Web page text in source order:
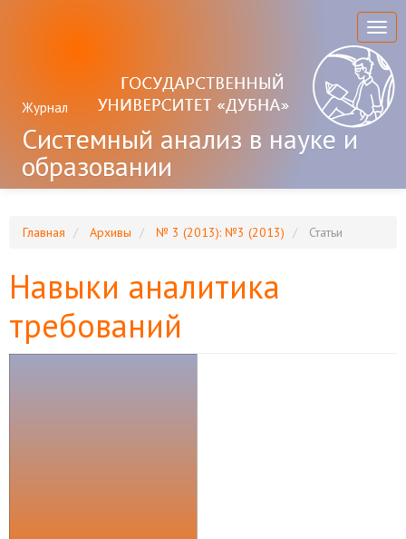
панель
Журнал
Системный анализ в науке и
образовании
Главная Архивы № 3 (2013): №3 (2013) Статьи
Навыки аналитика
требований